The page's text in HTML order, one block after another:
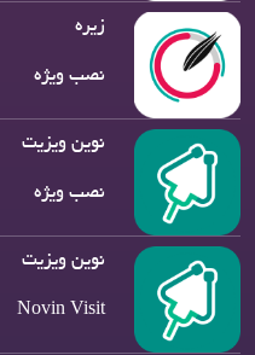
زیره
نصب ویژه
نوین ویزیت
نصب ویژه
نوین ویزیت
Novin Visit